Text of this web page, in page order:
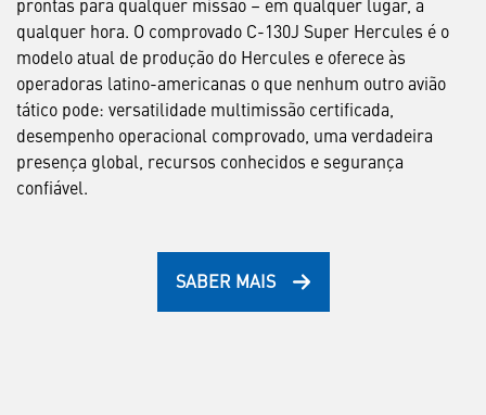
qualquer hora. O comprovado C-130J Super Hercules é o
modelo atual de produção do Hercules e oferece às
operadoras latino-americanas o que nenhum outro avião
tático pode: versatilidade multimissão certificada,
desempenho operacional comprovado, uma verdadeira
presença global, recursos conhecidos e segurança
confiável.
SABER MAIS